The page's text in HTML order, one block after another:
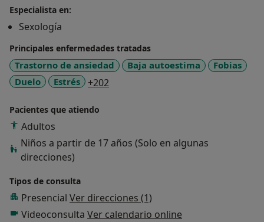
Especialista en:
Sexología
Principales enfermedades tratadas
Trastorno de ansiedad Baja autoestima
Fobias
Duelo
Estrés +202
Pacientes que atiendo
Adultos
Niños a partir de 17 años (Solo en algunas
direcciones)
Tipos de consulta
Presencial Ver direcciones (1)
Videoconsulta Ver calendario online